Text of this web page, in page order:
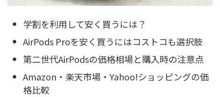
学割を利用して安く買うには？
AirPods Proを安く買うにはコストコも選択肢
第二世代AirPodsの価格相場と購入時の注意点
Amazon・楽天市場・Yahoo!ショッピングの価
格比較